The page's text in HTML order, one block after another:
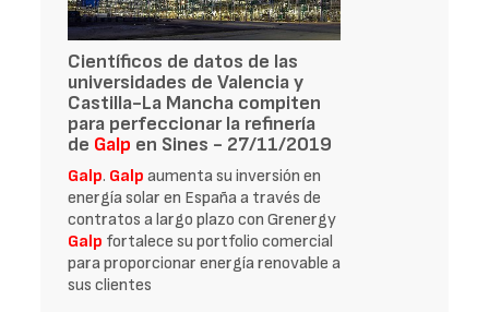
Científicos de datos de las
universidades de Valencia y
Castilla-La Mancha compiten
para perfeccionar la refinería
de Galp en Sines - 27/11/2019
Galp. Galp aumenta su inversión en
energía solar en España a través de
contratos a largo plazo con Grenergy
Galp fortalece su portfolio comercial
para proporcionar energía renovable a
sus clientes